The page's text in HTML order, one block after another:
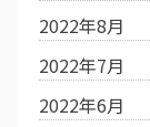
2022年8月
2022年7月
2022年6月